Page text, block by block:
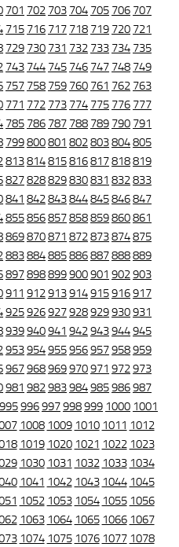
701 702 703 704 705 706 707
715 716 717 718 719 720 721
729 730 731 732 733 734 735
743 744 745 746 747 748 749
757 758 759 760 761 762 763
771 772 773 774 775 776 777
785 786 787 788 789 790 791
799800801 802803804805
813814815816817818819
827828829830831 832833
841 842843844845846847
855856857858859860861
869870871 872873874875
883884885886887888889
897898899900901 902903
911 912913914915916917
925926927928929930931
939940941 942943944945
953954955956957958959
967968969970971 972973
981 982983984985986987
995996997998999 1000 1001
1008 1009 1010 1011 1012
1019 1020 1021 1022 1023
1030 1031 1032 1033 1034
1041 1042 1043 1044 1045
1052 1053 1054 1055 1056
1063 1064 1065 1066 1067
1074 1075 1076 1077 1078